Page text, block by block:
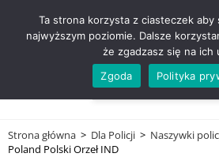
ZADZWOŃ TEL. 600 352
Strona główna > Dla Policji > Naszywki
Poland Polski Orzeł IND
Ta strona korzysta z ciasteczek aby
najwyższym poziomie. Dalsze
że zgadzasz się na ich
Zgoda
Polityka